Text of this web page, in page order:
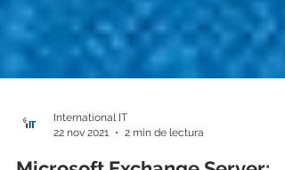
International IT